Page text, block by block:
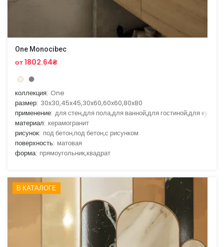
One Monocibec
от 1802.64₴
коллекция: One
размер: 30x30,45x45,30x60,60x60,80x80
применение: для стен,для пола,для ванной,для гостиной,для кухни
материал: керамогранит
рисунок: под бетон,под бетон,с рисунком
поверхность: матовая
форма: прямоугольник,квадрат
В КАТАЛОГЕ